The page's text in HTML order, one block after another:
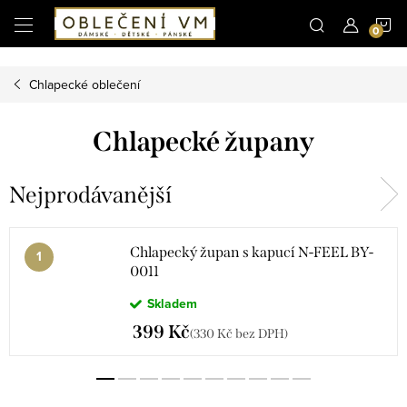
Microsoft Clarity
Přejít
na
Chlapecké oblečení
Chlapecké župany
Nejprodávanější
Chlapecký župan s kapucí N-FEEL BY-
0011
Skladem
399 Kč(330 Kč bez DPH)